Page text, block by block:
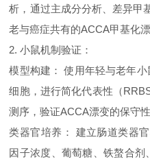
析，通过主成分分析、差异甲
老与癌症共有的ACCA甲基化
2.小鼠机制验证：
模型构建：
使用年轻与老年小
细胞，进行简化代表性（
测序，验证ACCA漂变的保守性
类器官培养：
建立肠道类器
因子浓度、葡萄糖、铁螯合剂